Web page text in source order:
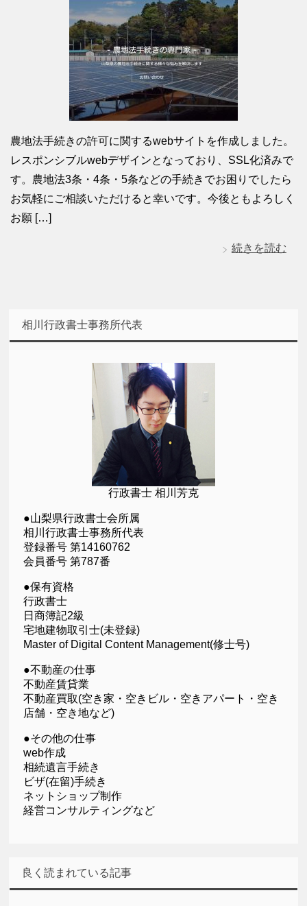
農地法手続きの許可に関するwebサイトを作成しました。
レスポンシブルwebデザインとなっており、SSL化済みで
す。農地法3条・4条・5条などの手続きでお困りでしたら
お気軽にご相談いただけると幸いです。今後ともよろしく
お願 […]
続きを読む
相川行政書士事務所代表
行政書士 相川芳克
●山梨県行政書士会所属
相川行政書士事務所代表
登録番号 第14160762
会員番号 第787番
●保有資格
行政書士
日商簿記2級
宅地建物取引士(未登録)
Master of Digital Content Management(修士号)
●不動産の仕事
不動産賃貸業
不動産買取(空き家・空きビル・空きアパート・空き
店舗・空き地など)
●その他の仕事
web作成
相続遺言手続き
ビザ(在留)手続き
ネットショップ制作
経営コンサルティングなど
良く読まれている記事